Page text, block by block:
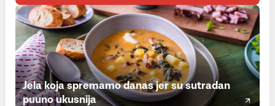
Jela koja spremamo danas jer su sutradan
puuno ukusnija